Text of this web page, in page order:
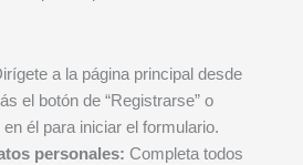
a la página principal desde
el botón de “Registrarse” o
él para iniciar el formulario.
personales: Completa todos